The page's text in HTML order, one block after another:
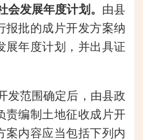
会发展年度计划 。 由县
报批的成片开发方案纳
展年度计划，并出具证
发范围确定后，由县政
责编制土地征收成片开
案内容应当包括下列内